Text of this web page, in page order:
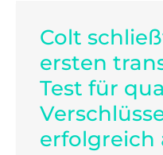
Colt
ersten
Test für
erfolgreich